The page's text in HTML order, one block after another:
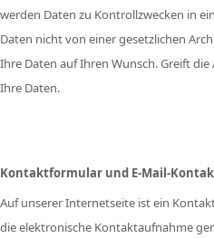
werden Daten zu Kontrollzwecken in
Daten nicht von einer gesetzlichen
Ihre Daten auf Ihren Wunsch. Greift
Ihre Daten.
Kontaktformular und E-Mail-
Auf unserer Internetseite ist ein
die elektronische Kontaktaufnahme